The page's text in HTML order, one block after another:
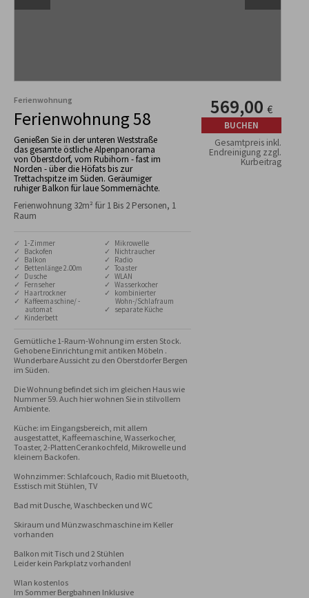
Ferienwohnung
Ferienwohnung 58
Genießen Sie in der unteren Weststraße
das gesamte östliche Alpenpanorama
von Oberstdorf, vom Rubihorn - fast im
Norden - über die Höfats bis zur
Trettachspitze im Süden. Geräumiger
ruhiger Balkon für laue Sommernächte.
Ferienwohnung 32m² für 1 Bis 2 Personen, 1
Raum
✓ 1-Zimmer
✓ Backofen
✓ Balkon
✓ Bettenlänge 2.00m
✓ Dusche
✓ Fernseher
✓ Haartrockner
✓ Kaffeemaschine/ -
automat
✓ Kinderbett
✓ Mikrowelle
✓ Nichtraucher
✓ Radio
✓ Toaster
✓ WLAN
✓ Wasserkocher
✓ kombinierter
Wohn-/Schlafraum
✓ separate Küche
Gemütliche 1-Raum-Wohnung im ersten Stock.
Gehobene Einrichtung mit antiken Möbeln .
Wunderbare Aussicht zu den Oberstdorfer Bergen
im Süden.
Die Wohnung befindet sich im gleichen Haus wie
Nummer 59. Auch hier wohnen Sie in stilvollem
Ambiente.
Küche: im Eingangsbereich, mit allem
ausgestattet, Kaffeemaschine, Wasserkocher,
Toaster, 2-PlattenCerankochfeld, Mikrowelle und
kleinem Backofen.
Wohnzimmer: Schlafcouch, Radio mit Bluetooth,
Esstisch mit Stühlen, TV
Bad mit Dusche, Waschbecken und WC
Skiraum und Münzwaschmaschine im Keller
vorhanden
Balkon mit Tisch und 2 Stühlen
Leider kein Parkplatz vorhanden!
Wlan kostenlos
Im Sommer Bergbahnen Inklusive
569,00 €
BUCHEN
Gesamtpreis inkl.
Endreinigung zzgl.
Kurbeitrag